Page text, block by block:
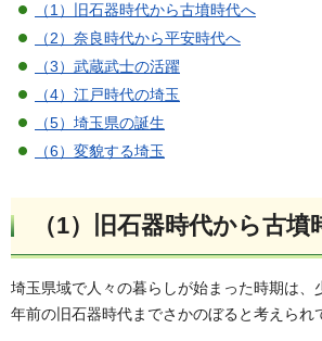
（1）旧石器時代から古墳時代へ
（2）奈良時代から平安時代へ
（3）武蔵武士の活躍
（4）江戸時代の埼玉
（5）埼玉県の誕生
（6）変貌する埼玉
（1）旧石器時代から古墳
埼玉県域で人々の暮らしが始まった時期は、
年前の旧石器時代までさかのぼると考えられ